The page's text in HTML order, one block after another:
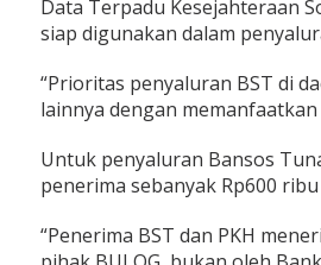
Data Terpadu Kesejahteraan
siap digunakan dalam
“Prioritas penyaluran BST di
lainnya dengan memanfaatkan
Untuk penyaluran Bansos
penerima sebanyak Rp600
“Penerima BST dan PKH